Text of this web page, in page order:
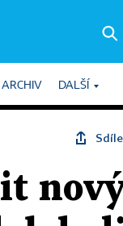
ARCHIV DALŠÍ